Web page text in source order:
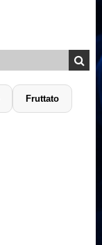
Fruttato